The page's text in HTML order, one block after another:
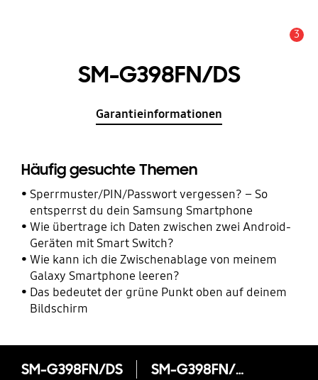
3
SM-G398FN/DS
Garantieinformationen
Häufig gesuchte Themen
Sperrmuster/PIN/Passwort vergessen? – So
entsperrst du dein Samsung Smartphone
Wie übertrage ich Daten zwischen zwei Android-
Geräten mit Smart Switch?
Wie kann ich die Zwischenablage von meinem
Galaxy Smartphone leeren?
Das bedeutet der grüne Punkt oben auf deinem
Bildschirm
SM-G398FN/DS SM-G398FN/DS